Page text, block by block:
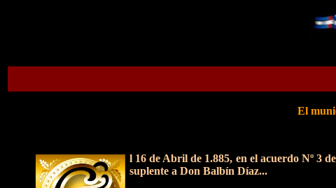
El
l 16 de Abril de 1.885, en el acuerdo Nº 3
suplente a Don Balbín Díaz...